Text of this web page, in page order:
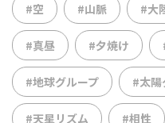
#空 #山脈 #大
#真昼 #夕焼け
#地球グループ #太陽
#天星リズム #相性